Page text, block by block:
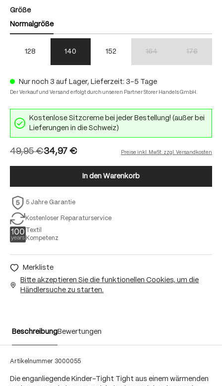
Größeauswählen
Normalgröße
128 140 152 164 176
Nur noch 3 auf Lager, Lieferzeit: 3-5 Tage
Der Verkauf und Versand erfolgt durch unseren Partner Storer Handels GmbH.
Kostenlose Sitzcreme bei jeder Bestellung! (außer bei
Lieferungen in die Schweiz)
34,97 €
49,95 € Preise inkl. MwSt. zzgl. Versandkosten
In den Warenkorb
5 Jahre Garantie
Kostenloser Reparaturservice
Textil
Kompetenz
Merkliste
Bitte akzeptieren Sie die funktionellen Cookies, um die
Händlersuche zu starten.
BeschreibungBewertungen
Artikelnummer 3000055
Die enganliegende Kinder-Tight Tight aus einem wärmenden